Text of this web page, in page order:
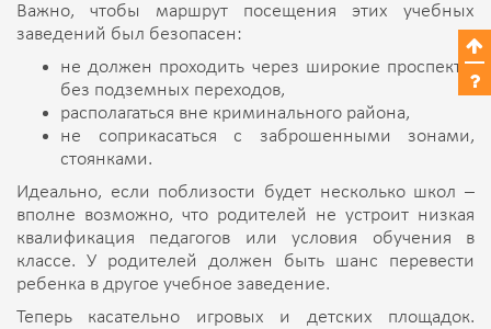
Важно, чтобы маршрут посещения этих учебных
заведений был безопасен:
не должен проходить через широкие проспекты
без подземных переходов,
располагаться вне криминального района,
не соприкасаться с заброшенными зонами,
стоянками.
Идеально, если поблизости будет несколько школ –
вполне возможно, что родителей не устроит низкая
квалификация педагогов или условия обучения в
классе. У родителей должен быть шанс перевести
ребенка в другое учебное заведение.
Теперь касательно игровых и детских площадок.